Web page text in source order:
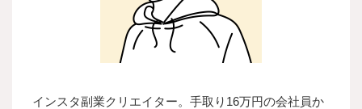
インスタ副業クリエイター。手取り16万円の会社員か